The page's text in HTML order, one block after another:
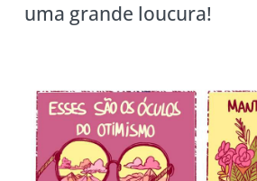
uma grande loucura!